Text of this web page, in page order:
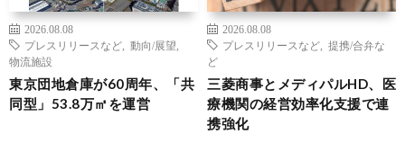
2026.08.08
プレスリリースなど
動向/展望
物流施設
東京団地倉庫が60周年、「共
同型」53.8万㎡を運営
2026.08.08
プレスリリースなど
提携/合弁な
ど
三菱商事とメディパルHD、医
療機関の経営効率化支援で連
携強化